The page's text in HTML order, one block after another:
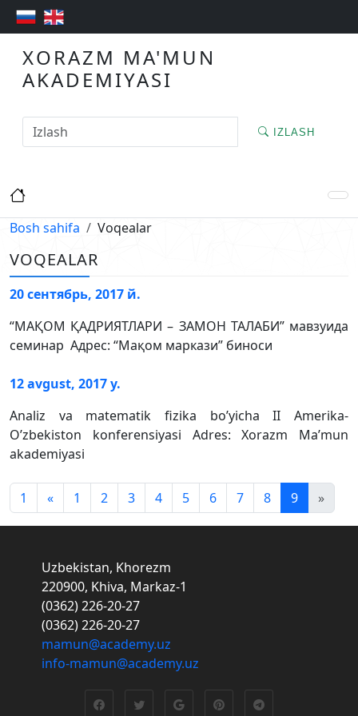
XORAZM MA'MUN
AKADEMIYASI
IZLASH
Bosh sahifa Voqealar
VOQEALAR
20 сентябрь, 2017 й.
“МАҚОМ ҚАДРИЯТЛАРИ ­– ЗАМОН ТАЛАБИ” мавзуида
семинар Адрес: “Мақом маркази” биноси
12 avgust, 2017 y.
Analiz va matematik fizika bo’yicha II Amerika-
O’zbekiston konferensiyasi Adres: Xorazm Ma’mun
akademiyasi
1 « 1 2 3 4 5 6 7 8 9 »
Uzbekistan, Khorezm
220900, Khiva, Markaz-1
(0362) 226-20-27
(0362) 226-20-27
mamun@academy.uz
info-mamun@academy.uz